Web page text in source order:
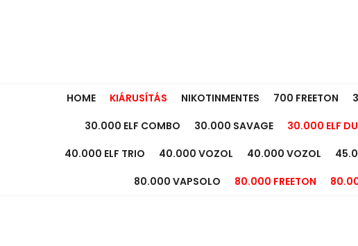
HOME KIÁRUSÍTÁS NIKOTINMENTES 700 FREETON
30.000 ELF COMBO
30.000 SAVAGE 30.000 ELF
40.000 ELF TRIO
40.000 VOZOL 40.000 VOZOL
80.000 VAPSOLO
80.000 FREETON